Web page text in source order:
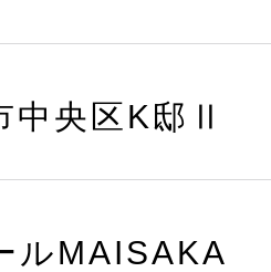
中央区K邸Ⅱ
ルMAISAKA